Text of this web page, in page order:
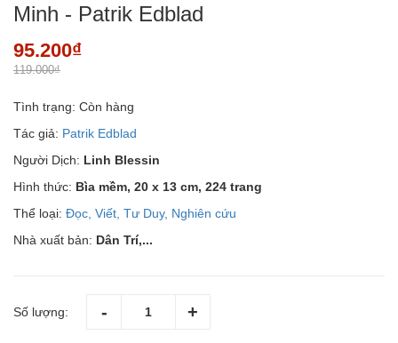
Minh - Patrik Edblad
95.200₫
119.000₫
Tình trạng: Còn hàng
Tác giả: Patrik Edblad
Người Dịch: Linh Blessin
Hình thức: Bìa mềm, 20 x 13 cm, 224 trang
Thể loại: Đọc, Viết, Tư Duy, Nghiên cứu
Nhà xuất bản: Dân Trí,...
Số lượng: